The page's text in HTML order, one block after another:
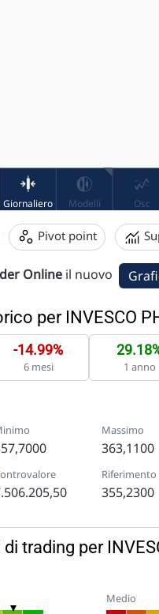
Pivot point
Online il nuovo
per INVESCO
-14.99%
6 mesi 1 anno
Massimo
363,1100
Riferimento
355,2300
trading per
Medio